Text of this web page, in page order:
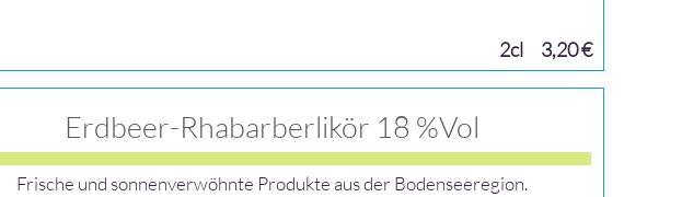
2cl 3,20 €
Erdbeer-Rhabarberlikör 18 %Vol
Frische und sonnenverwöhnte Produkte aus der Bodenseeregion.